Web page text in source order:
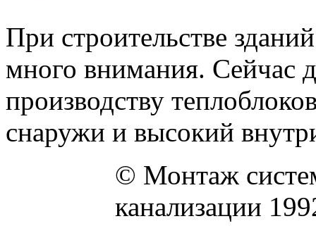
При строительстве
много внимания. Сейчас
производству
снаружи и высокий
© Монтаж
канализации